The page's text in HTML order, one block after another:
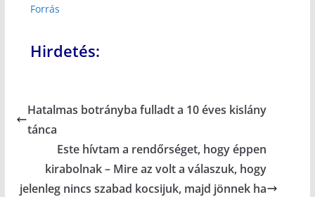
Forrás
Hirdetés:
Hatalmas botrányba fulladt a 10 éves kislány
tánca
Este hívtam a rendőrséget, hogy éppen
kirabolnak – Mire az volt a válaszuk, hogy
jelenleg nincs szabad kocsijuk, majd jönnek ha